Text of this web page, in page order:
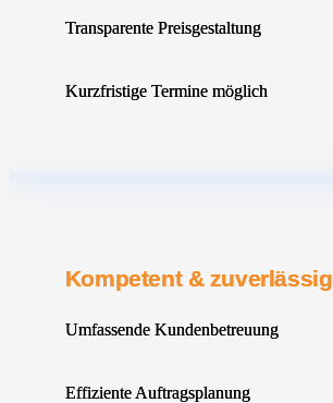
Transparente Preisgestaltung
Kurzfristige Termine möglich
Kompetent & zuverlässig
Umfassende Kundenbetreuung
Effiziente Auftragsplanung